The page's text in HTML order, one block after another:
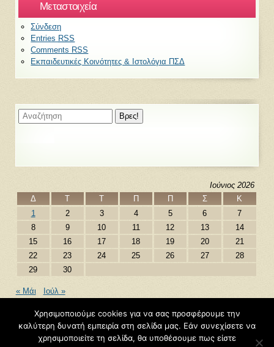
Μεταστοιχεία
Σύνδεση
Entries RSS
Comments RSS
Εκπαιδευτικές Κοινότητες & Ιστολόγια ΠΣΔ
Ιούνιος 2026
Δ
Τ Τ Π Π Σ
Κ
1
2 3 4 5 6
7
8
9 10 11 12 13
14
15
16 17 18 19 20
21
22
23 24 25 26 27
28
29
30
« Μάι Ιούλ »
©2026 Βασίλης Τασινός – Εκπαιδευτικές Διαδρομές
Φιλοξενείται απόBlogs.sch.gr
Χρησιμοποιούμε cookies για να σας προσφέρουμε την
καλύτερη δυνατή εμπειρία στη σελίδα μας. Εάν συνεχίσετε να
χρησιμοποιείτε τη σελίδα, θα υποθέσουμε πως είστε